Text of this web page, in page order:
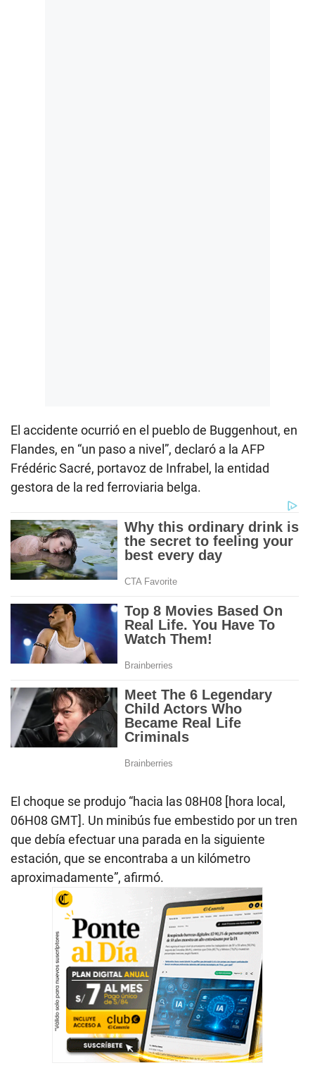
El accidente ocurrió en el pueblo de Buggenhout, en
Flandes, en “un paso a nivel”, declaró a la AFP
Frédéric Sacré, portavoz de Infrabel, la entidad
gestora de la red ferroviaria belga.
El choque se produjo “hacia las 08H08 [hora local,
06H08 GMT]. Un minibús fue embestido por un tren
que debía efectuar una parada en la siguiente
estación, que se encontraba a un kilómetro
aproximadamente”, afirmó.